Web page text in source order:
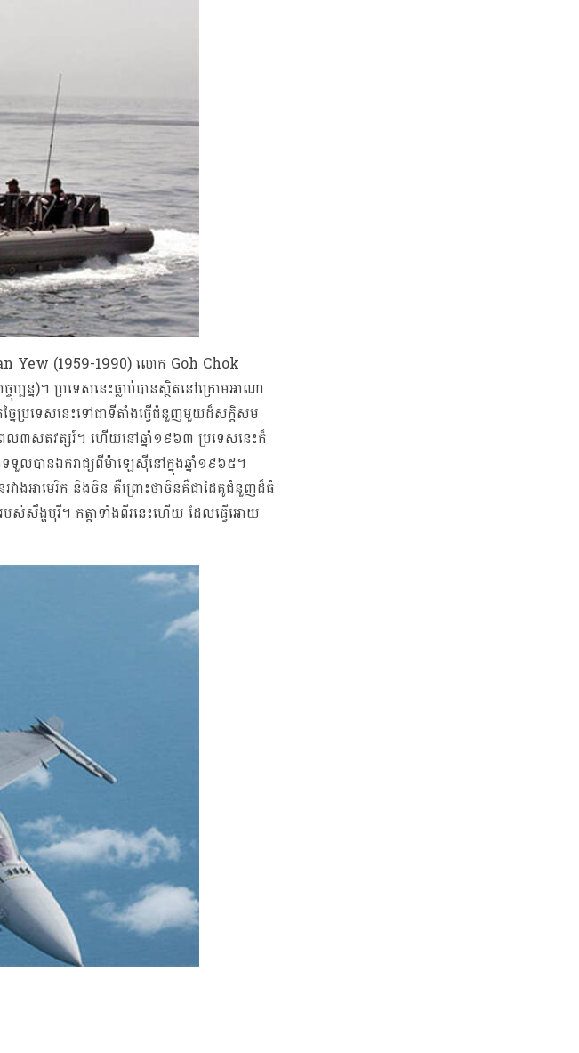
Yew (1959-1990) លោក Goh Chok
)។ ប្រទេសនេះធ្លាប់បានស្ថិតនៅក្រោមអាណា
ប្រទេសនេះទៅជាទីតាំងធ្វើជំនួញមួយដ៏សក្តិសម
៣សតវត្សរ៍។ ហើយនៅឆ្នាំ១៩៦៣ ប្រទេសនេះក៏
ទួលបានឯករាជ្យពីម៉ាឡេស៊ីនៅក្នុងឆ្នាំ១៩៦៥។
ងអាមេរិក និងចិន គឺព្រោះថាចិនគឺជាដៃគូជំនួញដ៏ធំ
ង្ហបុរី។ កត្តាទាំងពីរនេះហើយ ដែលធ្វើអោយ